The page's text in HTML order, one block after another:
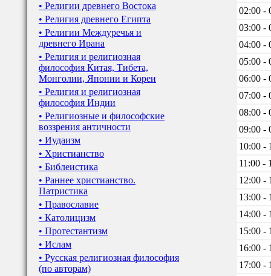
• Религии древнего Востока
• Религия древнего Египта
• Религии Междуречья и
древнего Ирана
• Религия и религиозная
философия Китая, Тибета,
Монголии, Японии и Кореи
• Религия и религиозная
философия Индии
• Религиозные и философские
воззрения античности
• Иудаизм
• Христианство
• Библеистика
• Раннее христианство.
Патристика
• Православие
• Католицизм
• Протестантизм
• Ислам
• Русская религиозная философия
(по авторам)
02:00 -
03:00 -
04:00 -
05:00 -
06:00 -
07:00 -
08:00 -
09:00 -
10:00 -
11:00 -
12:00 -
13:00 -
14:00 -
15:00 -
16:00 -
17:00 -